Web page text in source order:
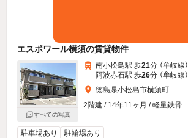
エスポワール横須の賃貸物件
すべての写真
南小松島駅 歩21分 （牟岐線）
阿波赤石駅 歩26分 （牟岐線）
徳島県小松島市横須町
2階建 / 14年11ヶ月 / 軽量鉄骨
駐車場あり 駐輪場あり